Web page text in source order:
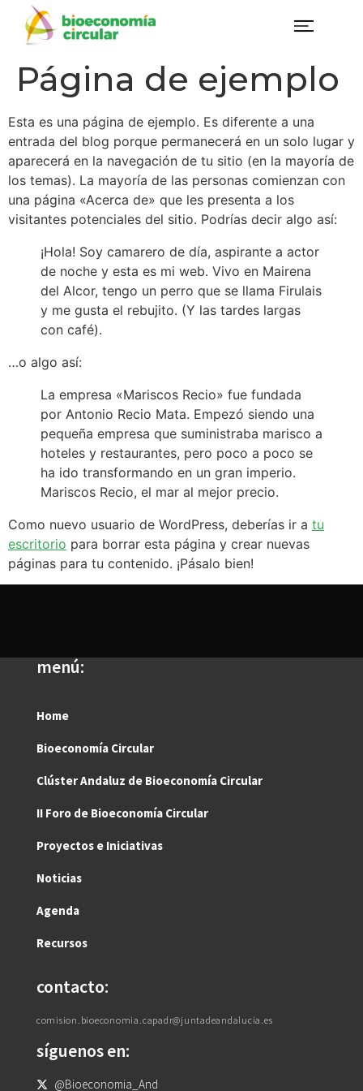
Página de ejemplo
Esta es una página de ejemplo. Es diferente a una
entrada del blog porque permanecerá en un solo lugar y
aparecerá en la navegación de tu sitio (en la mayoría de
los temas). La mayoría de las personas comienzan con
una página «Acerca de» que les presenta a los
visitantes potenciales del sitio. Podrías decir algo así:
¡Hola! Soy camarero de día, aspirante a actor
de noche y esta es mi web. Vivo en Mairena
del Alcor, tengo un perro que se llama Firulais
y me gusta el rebujito. (Y las tardes largas
con café).
…o algo así:
La empresa «Mariscos Recio» fue fundada
por Antonio Recio Mata. Empezó siendo una
pequeña empresa que suministraba marisco a
hoteles y restaurantes, pero poco a poco se
ha ido transformando en un gran imperio.
Mariscos Recio, el mar al mejor precio.
Como nuevo usuario de WordPress, deberías ir a tu
escritorio para borrar esta página y crear nuevas
páginas para tu contenido. ¡Pásalo bien!
menú:
Home
Bioeconomía Circular
Clúster Andaluz de Bioeconomía Circular
II Foro de Bioeconomía Circular
Proyectos e Iniciativas
Noticias
Agenda
Recursos
contacto:
comision.bioeconomia.capadr@juntadeandalucia.es
síguenos en:
@Bioeconomia_And